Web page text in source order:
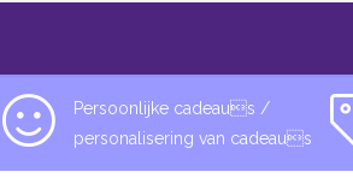
Persoonlijke cadeaus /
personalisering van cadeaus